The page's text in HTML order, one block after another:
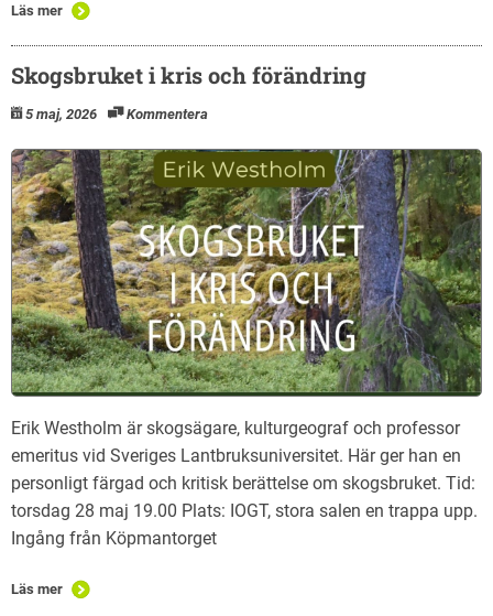
Läs mer
Skogsbruket i kris och förändring
5 maj, 2026 Kommentera
Erik Westholm är skogsägare, kulturgeograf och professor
emeritus vid Sveriges Lantbruksuniversitet. Här ger han en
personligt färgad och kritisk berättelse om skogsbruket. Tid:
torsdag 28 maj 19.00 Plats: IOGT, stora salen en trappa upp.
Ingång från Köpmantorget
Läs mer